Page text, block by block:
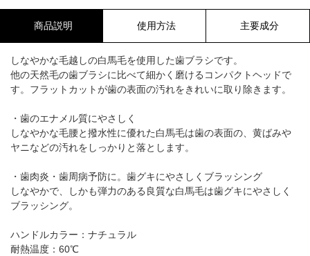
商品説明 使用方法 主要成分
しなやかな毛越しの白馬毛を使用した歯ブラシです。
他の天然毛の歯ブラシに比べて細かく磨けるコンパクトヘッドで
す。フラットカットが歯の表面の汚れをきれいに取り除きます。
・歯のエナメル質にやさしく
しなやかな毛腰と撥水性に優れた白馬毛は歯の表面の、黄ばみや
ヤニなどの汚れをしっかりと落とします。
・歯肉炎・歯周病予防に。歯グキにやさしくブラッシング
しなやかで、しかも弾力のある良質な白馬毛は歯グキにやさしく
ブラッシング。
ハンドルカラー：ナチュラル
耐熱温度：60℃